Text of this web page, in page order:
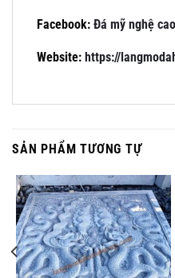
Facebook: Đá mỹ nghệ
Website: https://
SẢN PHẨM TƯƠNG TỰ